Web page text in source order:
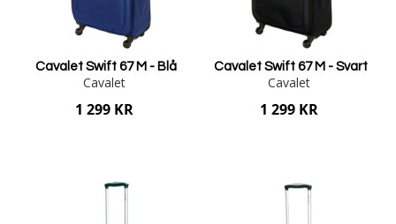
Cavalet Swift 67 M - Blå
Cavalet
1 299 KR
Cavalet Swift 67 M - Svart
Cavalet
1 299 KR